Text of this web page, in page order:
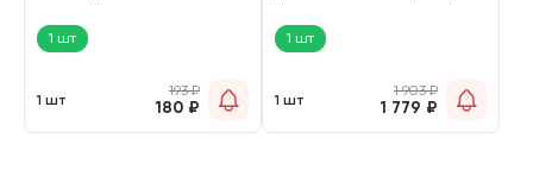
1 шт
1 шт
193₽
180 ₽
1 шт
1 шт
1 903₽
1 779 ₽